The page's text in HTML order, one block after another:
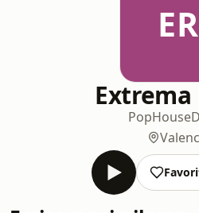
ER
Extrema
PopHouse